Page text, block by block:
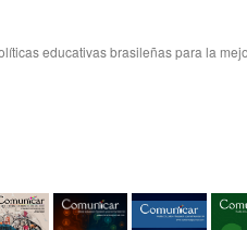
educativas brasileñas para la